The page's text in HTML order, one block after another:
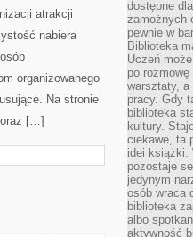
atrakcji
nabiera
organizowanego
Na stronie
oraz […]
dostępne
zamożnych
pewnie w
Biblioteka
Uczeń
po
warsztaty, a
pracy. Gdy
biblioteka
kultury.
ciekawe, ta
idei książki.
pozostaje
jedynym
osób wraca
biblioteka
albo
aktywność